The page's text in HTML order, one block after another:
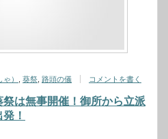
） 葵祭 路頭の儀 コメントを書く
は無事開催！御所から立派
！